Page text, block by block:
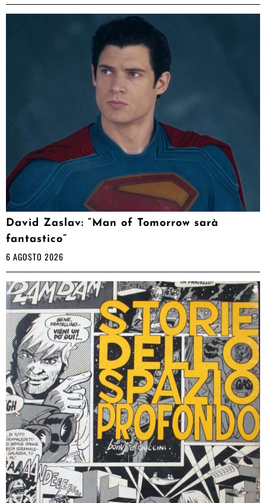
David Zaslav: “Man of Tomorrow sarà
fantastico”
6 AGOSTO 2026